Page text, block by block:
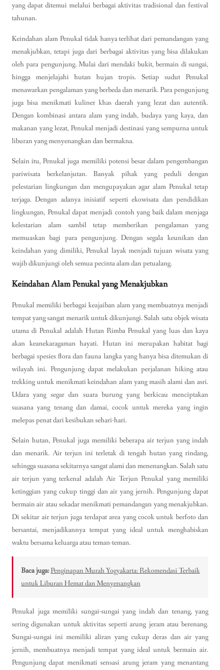
yang dapat ditemui melalui berbagai aktivitas tradisional dan festival
tahunan.
Keindahan alam Penukal tidak hanya terlihat dari pemandangan yang
menakjubkan, tetapi juga dari berbagai aktivitas yang bisa dilakukan
oleh para pengunjung. Mulai dari mendaki bukit, bermain di sungai,
hingga menjelajahi hutan hujan tropis. Setiap sudut Penukal
menawarkan pengalaman yang berbeda dan menarik. Para pengunjung
juga bisa menikmati kuliner khas daerah yang lezat dan autentik.
Dengan kombinasi antara alam yang indah, budaya yang kaya, dan
makanan yang lezat, Penukal menjadi destinasi yang sempurna untuk
liburan yang menyenangkan dan bermakna.
Selain itu, Penukal juga memiliki potensi besar dalam pengembangan
pariwisata berkelanjutan. Banyak pihak yang peduli dengan
pelestarian lingkungan dan mengupayakan agar alam Penukal tetap
terjaga. Dengan adanya inisiatif seperti ekowisata dan pendidikan
lingkungan, Penukal dapat menjadi contoh yang baik dalam menjaga
kelestarian alam sambil tetap memberikan pengalaman yang
memuaskan bagi para pengunjung. Dengan segala keunikan dan
keindahan yang dimiliki, Penukal layak menjadi tujuan wisata yang
wajib dikunjungi oleh semua pecinta alam dan petualang.
Keindahan Alam Penukal yang Menakjubkan
Penukal memiliki berbagai keajaiban alam yang membuatnya menjadi
tempat yang sangat menarik untuk dikunjungi. Salah satu objek wisata
utama di Penukal adalah Hutan Rimba Penukal yang luas dan kaya
akan keanekaragaman hayati. Hutan ini merupakan habitat bagi
berbagai spesies flora dan fauna langka yang hanya bisa ditemukan di
wilayah ini. Pengunjung dapat melakukan perjalanan hiking atau
trekking untuk menikmati keindahan alam yang masih alami dan asri.
Udara yang segar dan suara burung yang berkicau menciptakan
suasana yang tenang dan damai, cocok untuk mereka yang ingin
melepas penat dari kesibukan sehari-hari.
Selain hutan, Penukal juga memiliki beberapa air terjun yang indah
dan menarik. Air terjun ini terletak di tengah hutan yang rindang,
sehingga suasana sekitarnya sangat alami dan menenangkan. Salah satu
air terjun yang terkenal adalah Air Terjun Penukal yang memiliki
ketinggian yang cukup tinggi dan air yang jernih. Pengunjung dapat
bermain air atau sekadar menikmati pemandangan yang menakjubkan.
Di sekitar air terjun juga terdapat area yang cocok untuk berfoto dan
bersantai, menjadikannya tempat yang ideal untuk menghabiskan
waktu bersama keluarga atau teman-teman.
Baca juga:Penginapan Murah Yogyakarta: Rekomendasi Terbaik
untuk Liburan Hemat dan Menyenangkan
Penukal juga memiliki sungai-sungai yang indah dan tenang, yang
sering digunakan untuk aktivitas seperti arung jeram atau berenang.
Sungai-sungai ini memiliki aliran yang cukup deras dan air yang
jernih, membuatnya menjadi tempat yang ideal untuk bermain air.
Pengunjung dapat menikmati sensasi arung jeram yang menantang